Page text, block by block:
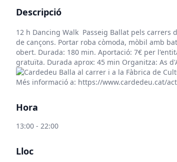
Descripció
12 h Dancing Walk Passeig Ballat pels
de cançons. Portar roba còmoda, mòbil amb
obert. Durada: 180 min. Aportació: 7€ per
gratuïta. Durada aprox: 45 min Organitza: As
Més informació a: https://www.cardedeu.cat/
Hora
13:00 - 22:00
Lloc